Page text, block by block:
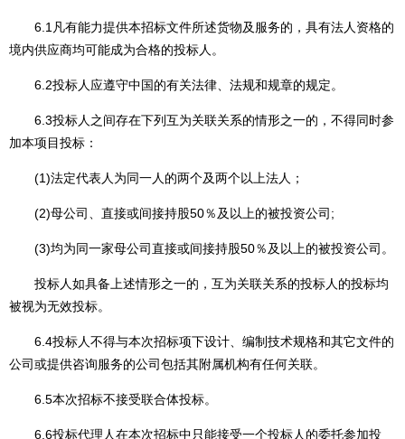
6.1凡有能力提供本招标文件所述货物及服务的，具有法人资格的
境内供应商均可能成为合格的投标人。
6.2投标人应遵守中国的有关法律、法规和规章的规定。
6.3投标人之间存在下列互为关联关系的情形之一的，不得同时参
加本项目投标：
(1)法定代表人为同一人的两个及两个以上法人；
(2)母公司、直接或间接持股50％及以上的被投资公司;
(3)均为同一家母公司直接或间接持股50％及以上的被投资公司。
投标人如具备上述情形之一的，互为关联关系的投标人的投标均
被视为无效投标。
6.4投标人不得与本次招标项下设计、编制技术规格和其它文件的
公司或提供咨询服务的公司包括其附属机构有任何关联。
6.5本次招标不接受联合体投标。
6.6投标代理人在本次招标中只能接受一个投标人的委托参加投